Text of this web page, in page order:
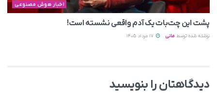
اخبار هوش مصنوعی
پشت این چت‌بات یک آدم واقعی نشسته است!
نوشته شده توسط مانی
دیدگاهتان را بنویسید